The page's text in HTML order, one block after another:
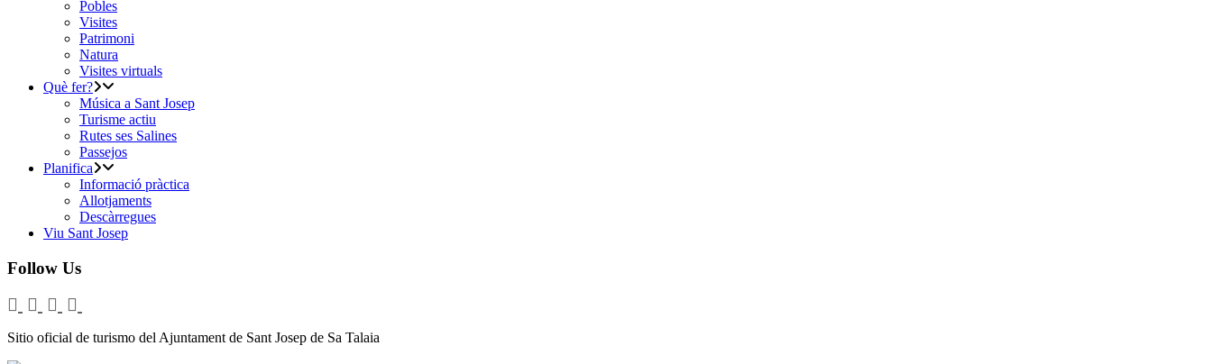
Pobles
Visites
Patrimoni
Natura
Visites virtuals
Què fer?
Música a Sant Josep
Turisme actiu
Rutes ses Salines
Passejos
Planifica
Informació pràctica
Allotjaments
Descàrregues
Viu Sant Josep
Follow Us
Sitio oficial de turismo del Ajuntament de Sant Josep de Sa Talaia